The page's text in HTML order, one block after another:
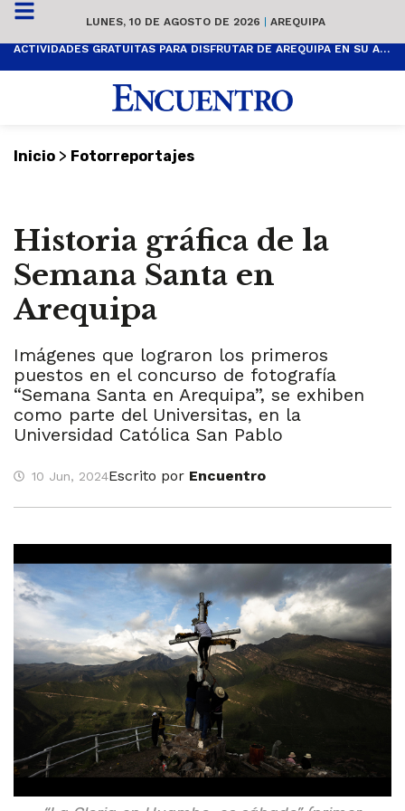
LUNES, 10 DE AGOSTO DE 2026 | AREQUIPA
ACTIVIDADES GRATUITAS PARA DISFRUTAR DE AREQUIPA EN SU ANIVERSARIO
Inicio > Fotorreportajes
Historia gráfica de la
Semana Santa en
Arequipa
Imágenes que lograron los primeros
puestos en el concurso de fotografía
“Semana Santa en Arequipa”, se exhiben
como parte del Universitas, en la
Universidad Católica San Pablo
10 Jun, 2024Escrito por Encuentro